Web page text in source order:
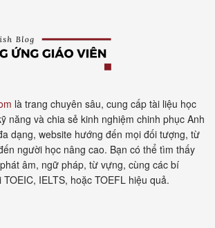
là trang chuyên sâu, cung cấp tài liệu học
năng và chia sẻ kinh nghiệm chinh phục Anh
dạng, website hướng đến mọi đối tượng, từ
người học nâng cao. Bạn có thể tìm thấy
âm, ngữ pháp, từ vựng, cùng các bí
IELTS, hoặc TOEFL hiệu quả.